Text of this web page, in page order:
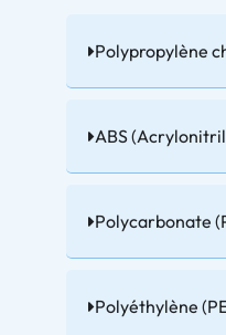
Polypropylène
ABS
Polycarbonate
Polyéthylène